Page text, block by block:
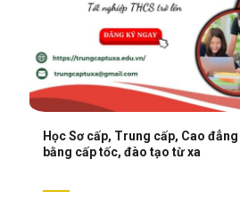
Học Sơ cấp, Trung cấp, Cao
bằng cấp tốc, đào tạo từ xa